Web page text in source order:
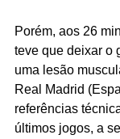
Porém, aos 26
teve que deixar o
uma lesão
Real Madrid
referências
últimos jogos, a